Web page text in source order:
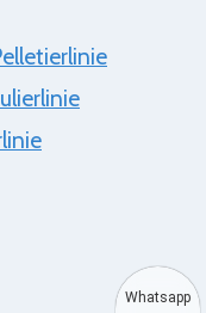
Whatsapp